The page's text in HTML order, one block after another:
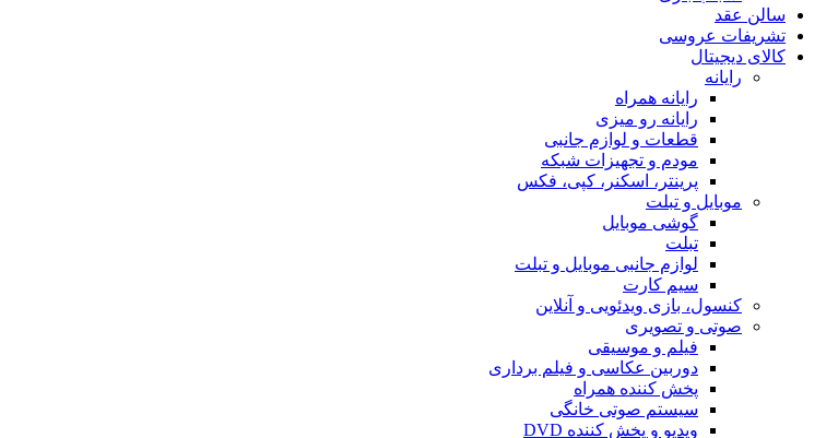
سالن عقد
تشریفات عروسی
کالای دیجیتال
رایانه
رایانه همراه
رایانه رو میزی
قطعات و لوازم جانبی
مودم و تجهیزات شبکه
پرینتر، اسکنر، کپی، فکس
موبایل و تبلت
گوشی موبایل
تبلت
لوازم جانبی موبایل و تبلت
سیم کارت
کنسول، بازی‌ ویدئویی و آنلاین
صوتی و تصویری
فیلم و موسیقی
دوربین عکاسی و فیلم برداری
پخش کننده همراه
سیستم صوتی خانگی
ویدیو و پخش کننده DVD